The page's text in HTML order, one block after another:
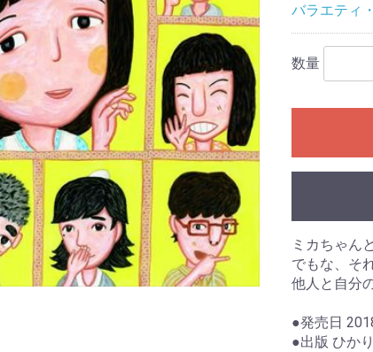
バラエティ
数量
ミカちゃん
でもな、そ
他人と自分
●発売日
●出版 ひか